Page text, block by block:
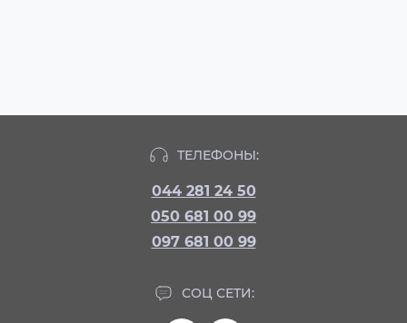
ТЕЛЕФОНЫ:
044 281 24 50
050 681 00 99
097 681 00 99
СОЦ СЕТИ: